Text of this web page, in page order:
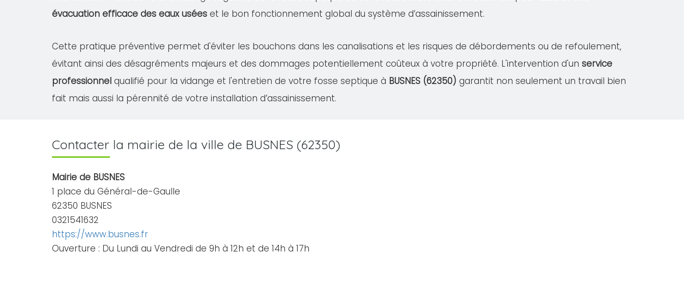
évacuation efficace des eaux usées et le bon fonctionnement global du système d’assainissement.
Cette pratique préventive permet d'éviter les bouchons dans les canalisations et les risques de débordements ou de refoulement,
évitant ainsi des désagréments majeurs et des dommages potentiellement coûteux à votre propriété. L'intervention d'un service
professionnel qualifié pour la vidange et l'entretien de votre fosse septique à BUSNES (62350) garantit non seulement un travail bien
fait mais aussi la pérennité de votre installation d’assainissement.
Contacter la mairie de la ville de BUSNES (62350)
Mairie de BUSNES
1 place du Général-de-Gaulle
62350 BUSNES
0321541632
https://www.busnes.fr
Ouverture : Du Lundi au Vendredi de 9h à 12h et de 14h à 17h